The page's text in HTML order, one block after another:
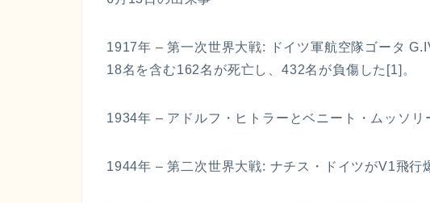
1917年 – 第一次世界大戦: ドイツ軍航空隊ゴータ
18名を含む162名が死亡し、432名が負傷した[1]。
1934年 – アドルフ・ヒトラーとベニート・ムッソリ
1944年 – 第二次世界大戦: ナチス・ドイツがV1飛行